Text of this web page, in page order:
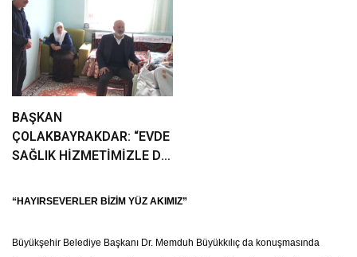
BAŞKAN
ÇOLAKBAYRAKDAR: “EVDE
SAĞLIK HİZMETİMİZLE DE
DOKUNUYORUZ”
“HAYIRSEVERLER BİZİM YÜZ AKIMIZ”
Büyükşehir Belediye Başkanı Dr. Memduh Büyükkılıç da konuşmasında